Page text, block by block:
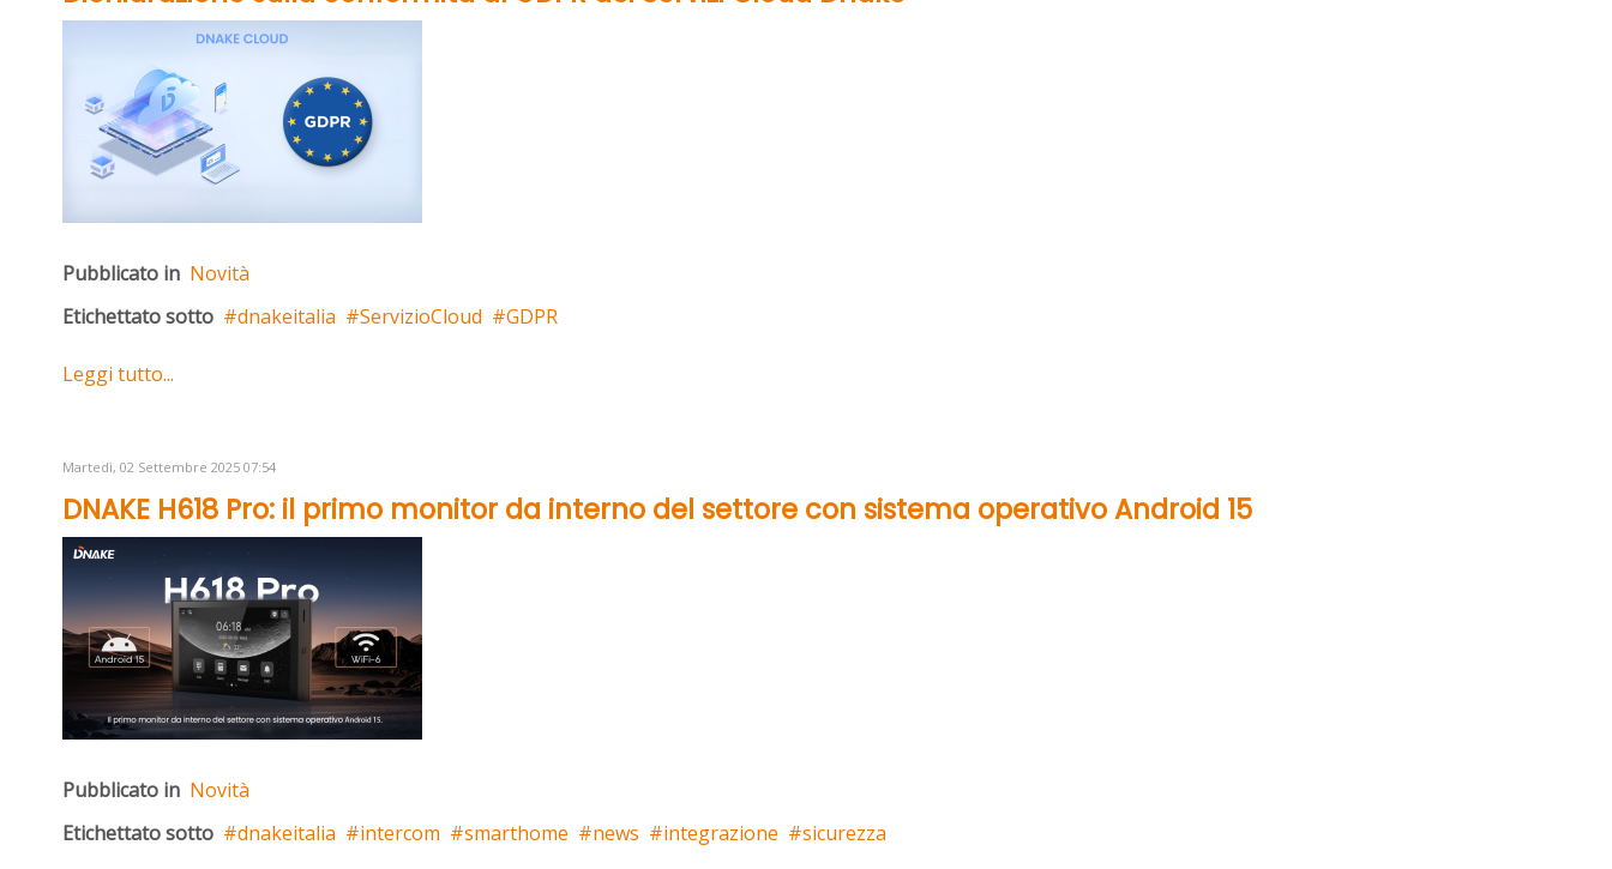
Pubblicato in Novità
Etichettato sotto
dnakeitalia ServizioCloud GDPR
Leggi tutto...
Martedì, 02 Settembre 2025 07:54
DNAKE H618 Pro: il primo monitor da interno del settore con sistema operativo Android 15
Pubblicato in Novità
Etichettato sotto
dnakeitalia intercom smarthome news integrazione sicurezza